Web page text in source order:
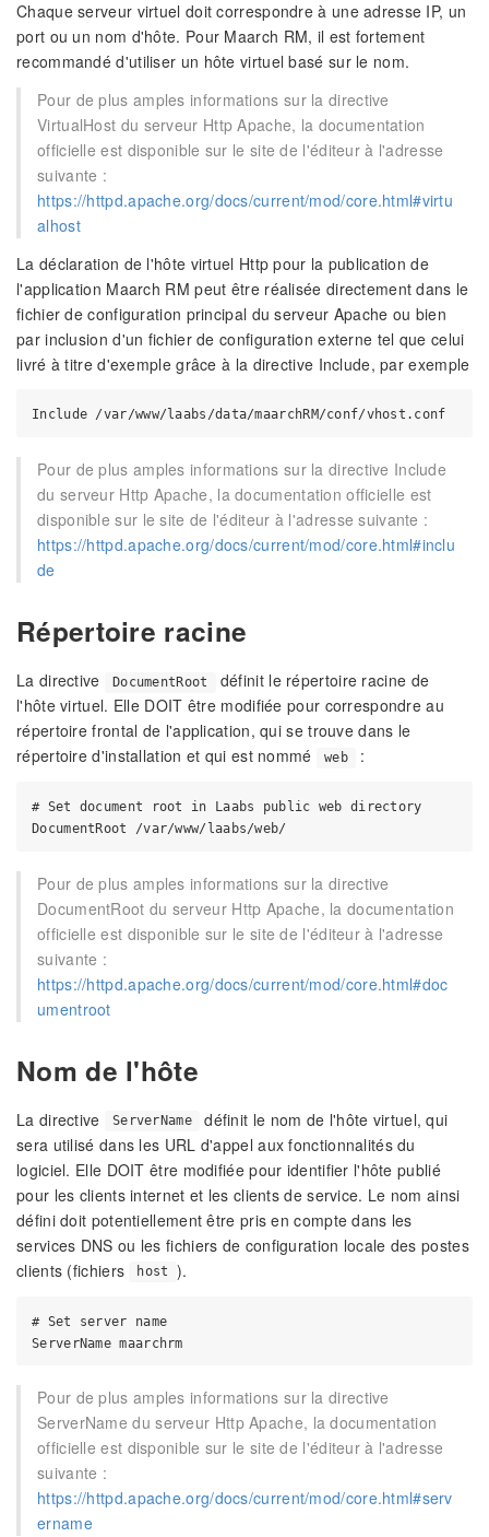
Chaque serveur virtuel doit correspondre à une adresse IP, un
port ou un nom d'hôte. Pour Maarch RM, il est fortement
recommandé d'utiliser un hôte virtuel basé sur le nom.
Pour de plus amples informations sur la directive
VirtualHost du serveur Http Apache, la documentation
officielle est disponible sur le site de l'éditeur à l'adresse
suivante :
https://httpd.apache.org/docs/current/mod/core.html#virtu
alhost
La déclaration de l'hôte virtuel Http pour la publication de
l'application Maarch RM peut être réalisée directement dans le
fichier de configuration principal du serveur Apache ou bien
par inclusion d'un fichier de configuration externe tel que celui
livré à titre d'exemple grâce à la directive Include, par exemple
Pour de plus amples informations sur la directive Include
du serveur Http Apache, la documentation officielle est
disponible sur le site de l'éditeur à l'adresse suivante :
https://httpd.apache.org/docs/current/mod/core.html#inclu
de
Répertoire racine
La directive DocumentRoot
définit le répertoire racine de
l'hôte virtuel. Elle DOIT être modifiée pour correspondre au
répertoire frontal de l'application, qui se trouve dans le
répertoire d'installation et qui est nommé
web :
# Set document root in Laabs public web directory
Pour de plus amples informations sur la directive
DocumentRoot du serveur Http Apache, la documentation
officielle est disponible sur le site de l'éditeur à l'adresse
suivante :
https://httpd.apache.org/docs/current/mod/core.html#doc
umentroot
Nom de l'hôte
La directive ServerName
définit le nom de l'hôte virtuel, qui
sera utilisé dans les URL d'appel aux fonctionnalités du
logiciel. Elle DOIT être modifiée pour identifier l'hôte publié
pour les clients internet et les clients de service. Le nom ainsi
défini doit potentiellement être pris en compte dans les
services DNS ou les fichiers de configuration locale des postes
clients (fichiers
host ).
# Set server name
Pour de plus amples informations sur la directive
ServerName du serveur Http Apache, la documentation
officielle est disponible sur le site de l'éditeur à l'adresse
suivante :
https://httpd.apache.org/docs/current/mod/core.html#serv
ername